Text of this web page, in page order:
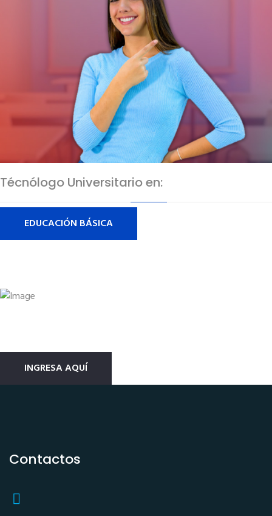
Técnólogo Universitario en:
EDUCACIÓN BÁSICA
INGRESA AQUÍ
Contactos